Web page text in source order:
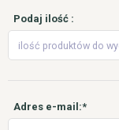
Podaj ilość :
Adres e-mail:*